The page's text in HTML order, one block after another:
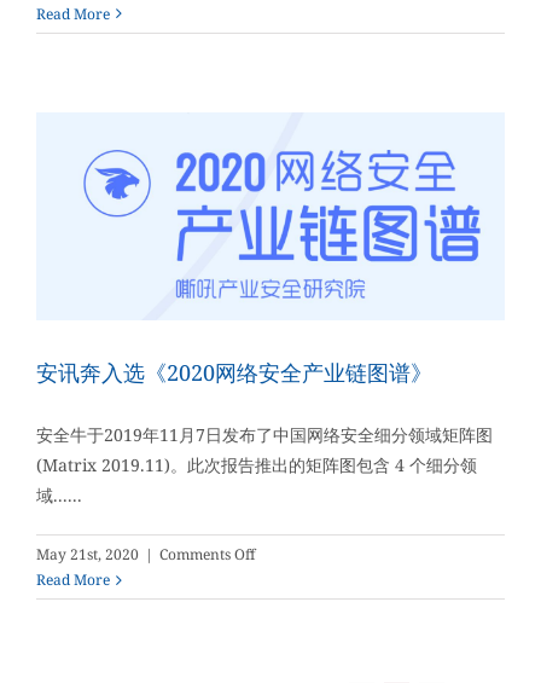
业
重
评
估
期
IAM
战
略
具
应
新
Read More
安讯奔入选《2020网络安全产业链图谱》
安全牛于2019年11月7日发布了中国网络安全细分领域矩阵图
(Matrix 2019.11)。此次报告推出的矩阵图包含 4 个细分领
域......
May 21st, 2020 | Comments Offon
讯
Read More